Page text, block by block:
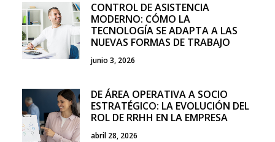
CONTROL DE ASISTENCIA
MODERNO: CÓMO LA
TECNOLOGÍA SE ADAPTA A LAS
NUEVAS FORMAS DE TRABAJO
junio 3, 2026
DE ÁREA OPERATIVA A SOCIO
ESTRATÉGICO: LA EVOLUCIÓN DEL
ROL DE RRHH EN LA EMPRESA
abril 28, 2026